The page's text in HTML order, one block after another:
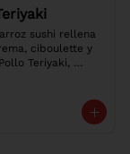
sushi rellena
ciboulette y
Teriyaki,
chives and
Chicken,